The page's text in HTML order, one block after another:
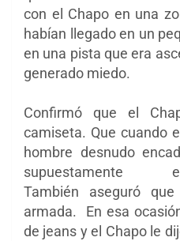
con el Chapo en una
habían llegado en un
en una pista que era
generado miedo.
Confirmó que el
camiseta. Que cuando
hombre desnudo
supuestamente
También aseguró
armada. En esa
de jeans y el Chapo le